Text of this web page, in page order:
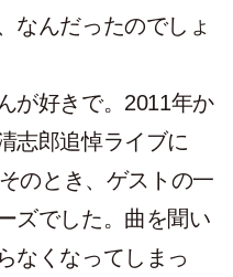
なんだったのでしょ
が好きで。2011年か
志郎追悼ライブに
のとき、ゲストの一
ズでした。曲を聞い
なくなってしまっ